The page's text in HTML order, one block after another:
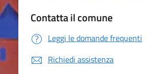
Contatta il comune
Leggi le domande frequenti
Richiedi assistenza